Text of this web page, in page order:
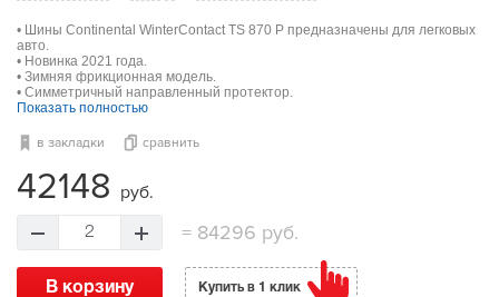
• Шины Continental WinterContact TS 870 P предназначены для легковых
авто.
• Новинка 2021 года.
• Зимняя фрикционная модель.
• Симметричный направленный протектор.
Показать полностью
в закладки сравнить
42148 руб.
2 = 84296 руб.
В корзину Купить в 1 клик